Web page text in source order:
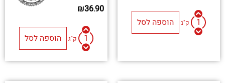
ק"ג הוספה לסל
₪36.90
ק"ג הוספה לסל